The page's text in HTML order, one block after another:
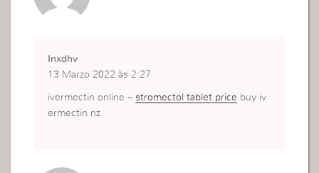
Inxdhv
13 Marzo 2022 às 2:27
ivermectin online – stromectol tablet price buy iv
ermectin nz